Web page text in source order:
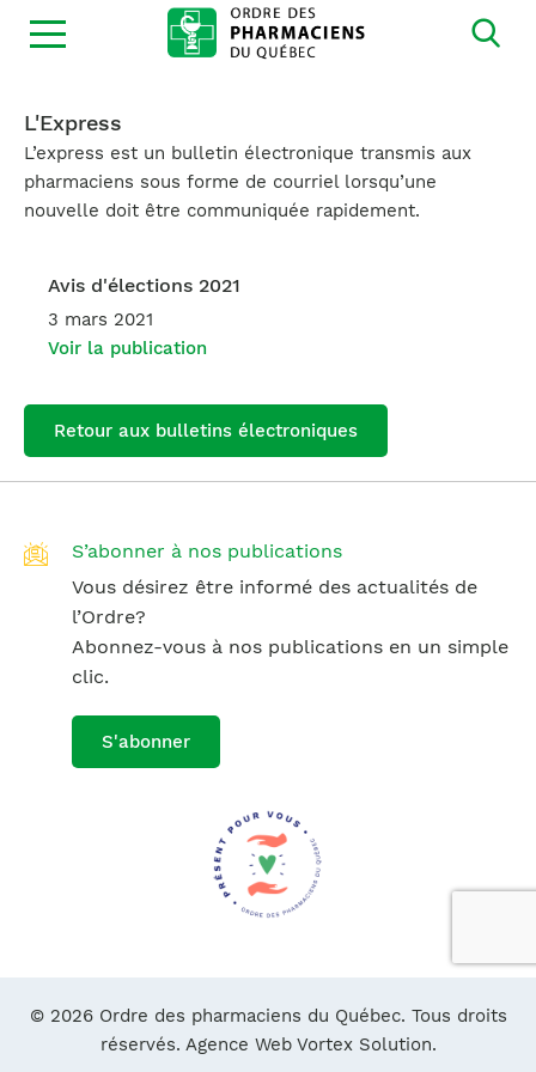
Ouvrir
la
L'Express
L’express est un bulletin électronique transmis aux
pharmaciens sous forme de courriel lorsqu’une
nouvelle doit être communiquée rapidement.
Avis d'élections 2021
3 mars 2021
Voir la publication
Retour aux bulletins électroniques
S’abonner à nos publications
Vous désirez être informé des actualités de
l’Ordre?
Abonnez-vous à nos publications en un simple
clic.
S'abonner
© 2026 Ordre des pharmaciens du Québec. Tous droits
réservés. Agence Web Vortex Solution.